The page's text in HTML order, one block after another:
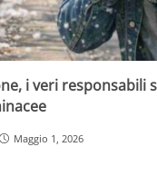
i veri responsabili
Maggio 1, 2026